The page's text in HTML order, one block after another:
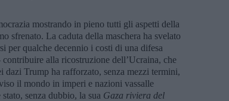
mostrando in pieno tutti gli aspetti della
sfrenato. La caduta della maschera ha svelato
per qualche decennio i costi di una difesa
contribuire alla ricostruzione dell’Ucraina, che
dazi Trump ha rafforzato, senza mezzi termini,
il mondo in imperi e nazioni vassalle
senza dubbio, la sua Gaza riviera del